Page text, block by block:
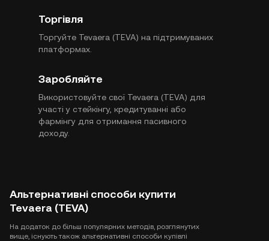
Торгівля
Торгуйте Tevaera (TEVA) на підтримуваних
платформах.
Заробляйте
Використовуйте свої Tevaera (TEVA) для
участі у стейкінгу, кредитуванні або
фармінгу для отримання пасивного
доходу.
Альтернативні способи купити
Tevaera (TEVA)
На додаток до більш популярних методів, розглянутих
вище, існують також альтернативні способи купівлі